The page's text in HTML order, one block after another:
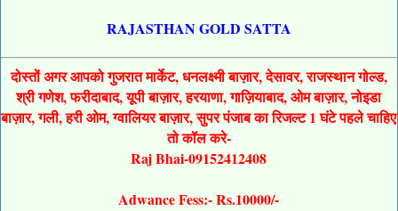
RAJASTHAN GOLD SATTA
दोस्तों अगर आपको गुजरात मार्केट, धनलक्ष्मी बाज़ार, देसावर, राजस्थान गोल्ड,
श्री गणेश, फरीदाबाद, यूपी बाज़ार, हरयाणा, गाज़ियाबाद, ओम बाज़ार, नोइडा
बाज़ार, गली, हरी ओम, ग्वालियर बाज़ार, सुपर पंजाब का रिजल्ट 1 घंटे पहले चाहिए
तो कॉल करे-
Raj Bhai-09152412408
Adwance Fess:- Rs.10000/-